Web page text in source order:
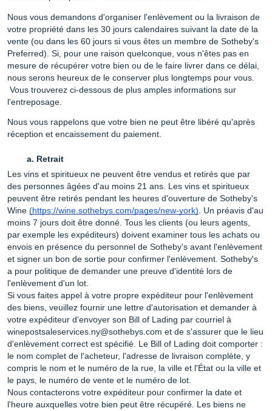
Nous vous demandons d'organiser l'enlèvement ou la livraison de
votre propriété dans les 30 jours calendaires suivant la date de la
vente (ou dans les 60 jours si vous êtes un membre de Sotheby's
Preferred). Si, pour une raison quelconque, vous n'êtes pas en
mesure de récupérer votre bien ou de le faire livrer dans ce délai,
nous serons heureux de le conserver plus longtemps pour vous.
Vous trouverez ci-dessous de plus amples informations sur
l'entreposage.
Nous vous rappelons que votre bien ne peut être libéré qu'après
réception et encaissement du paiement.
Retrait
Les vins et spiritueux ne peuvent être vendus et retirés que par
des personnes âgées d'au moins 21 ans. Les vins et spiritueux
peuvent être retirés pendant les heures d'ouverture de Sotheby's
Wine (https://wine.sothebys.com/pages/new-york). Un préavis d'au
moins 7 jours doit être donné. Tous les clients (ou leurs agents,
par exemple les expéditeurs) doivent examiner tous les achats ou
envois en présence du personnel de Sotheby's avant l'enlèvement
et signer un bon de sortie pour confirmer l'enlèvement. Sotheby's
a pour politique de demander une preuve d'identité lors de
l'enlèvement d'un lot.
Si vous faites appel à votre propre expéditeur pour l'enlèvement
des biens, veuillez fournir une lettre d'autorisation et demander à
votre expéditeur d'envoyer son Bill of Lading par courriel à
winepostsaleservices.ny@sothebys.com et de s'assurer que le lieu
d'enlèvement correct est spécifié. Le Bill of Lading doit comporter :
le nom complet de l'acheteur, l'adresse de livraison complète, y
compris le nom et le numéro de la rue, la ville et l'État ou la ville et
le pays, le numéro de vente et le numéro de lot.
Nous contacterons votre expéditeur pour confirmer la date et
l'heure auxquelles votre bien peut être récupéré. Les biens ne